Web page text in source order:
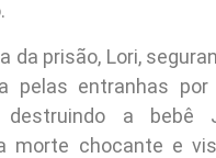
da prisão, Lori,
pelas entranhas
destruindo a bebê
morte chocante e